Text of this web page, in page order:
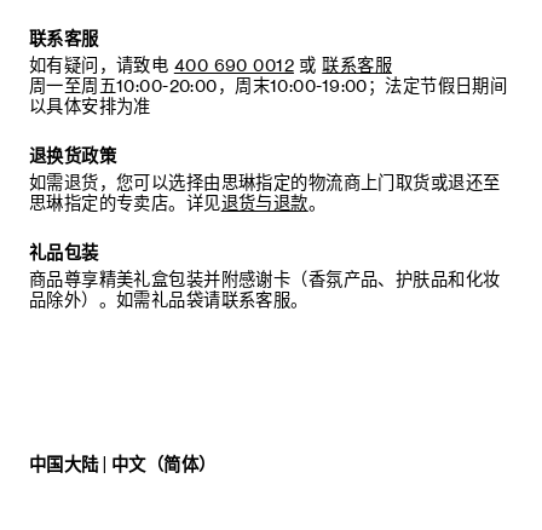
联系客服
如有疑问，请致电 400 690 0012 或 联系客服
周一至周五10:00-20:00，周末10:00-19:00；法定节假日期间
以具体安排为准
退换货政策
如需退货，您可以选择由思琳指定的物流商上门取货或退还至
思琳指定的专卖店。详见退货与退款。
礼品包装
商品尊享精美礼盒包装并附感谢卡（香氛产品、护肤品和化妆
品除外）。如需礼品袋请联系客服。
中国大陆 | 中文（简体）